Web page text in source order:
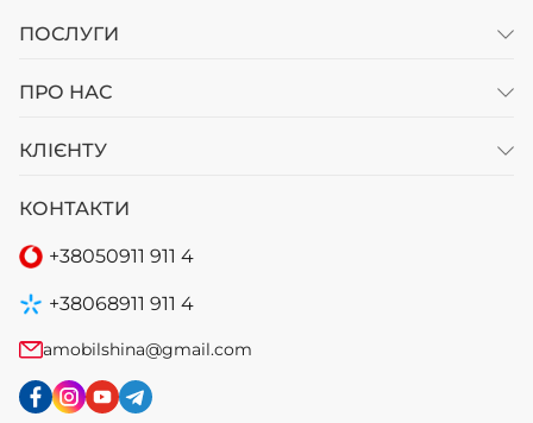
ПОСЛУГИ
ПРО НАС
КЛІЄНТУ
КОНТАКТИ
+38050911 911 4
+38068911 911 4
amobilshina@gmail.com